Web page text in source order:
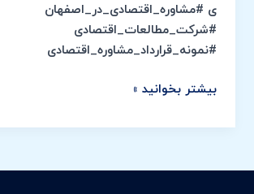
ی #مشاوره_اقتصادی_در_اصفهان
#شرکت_مطالعات_اقتصادی
#نمونه_قرارداد_مشاوره_اقتصادی
بیشتر بخوانید »